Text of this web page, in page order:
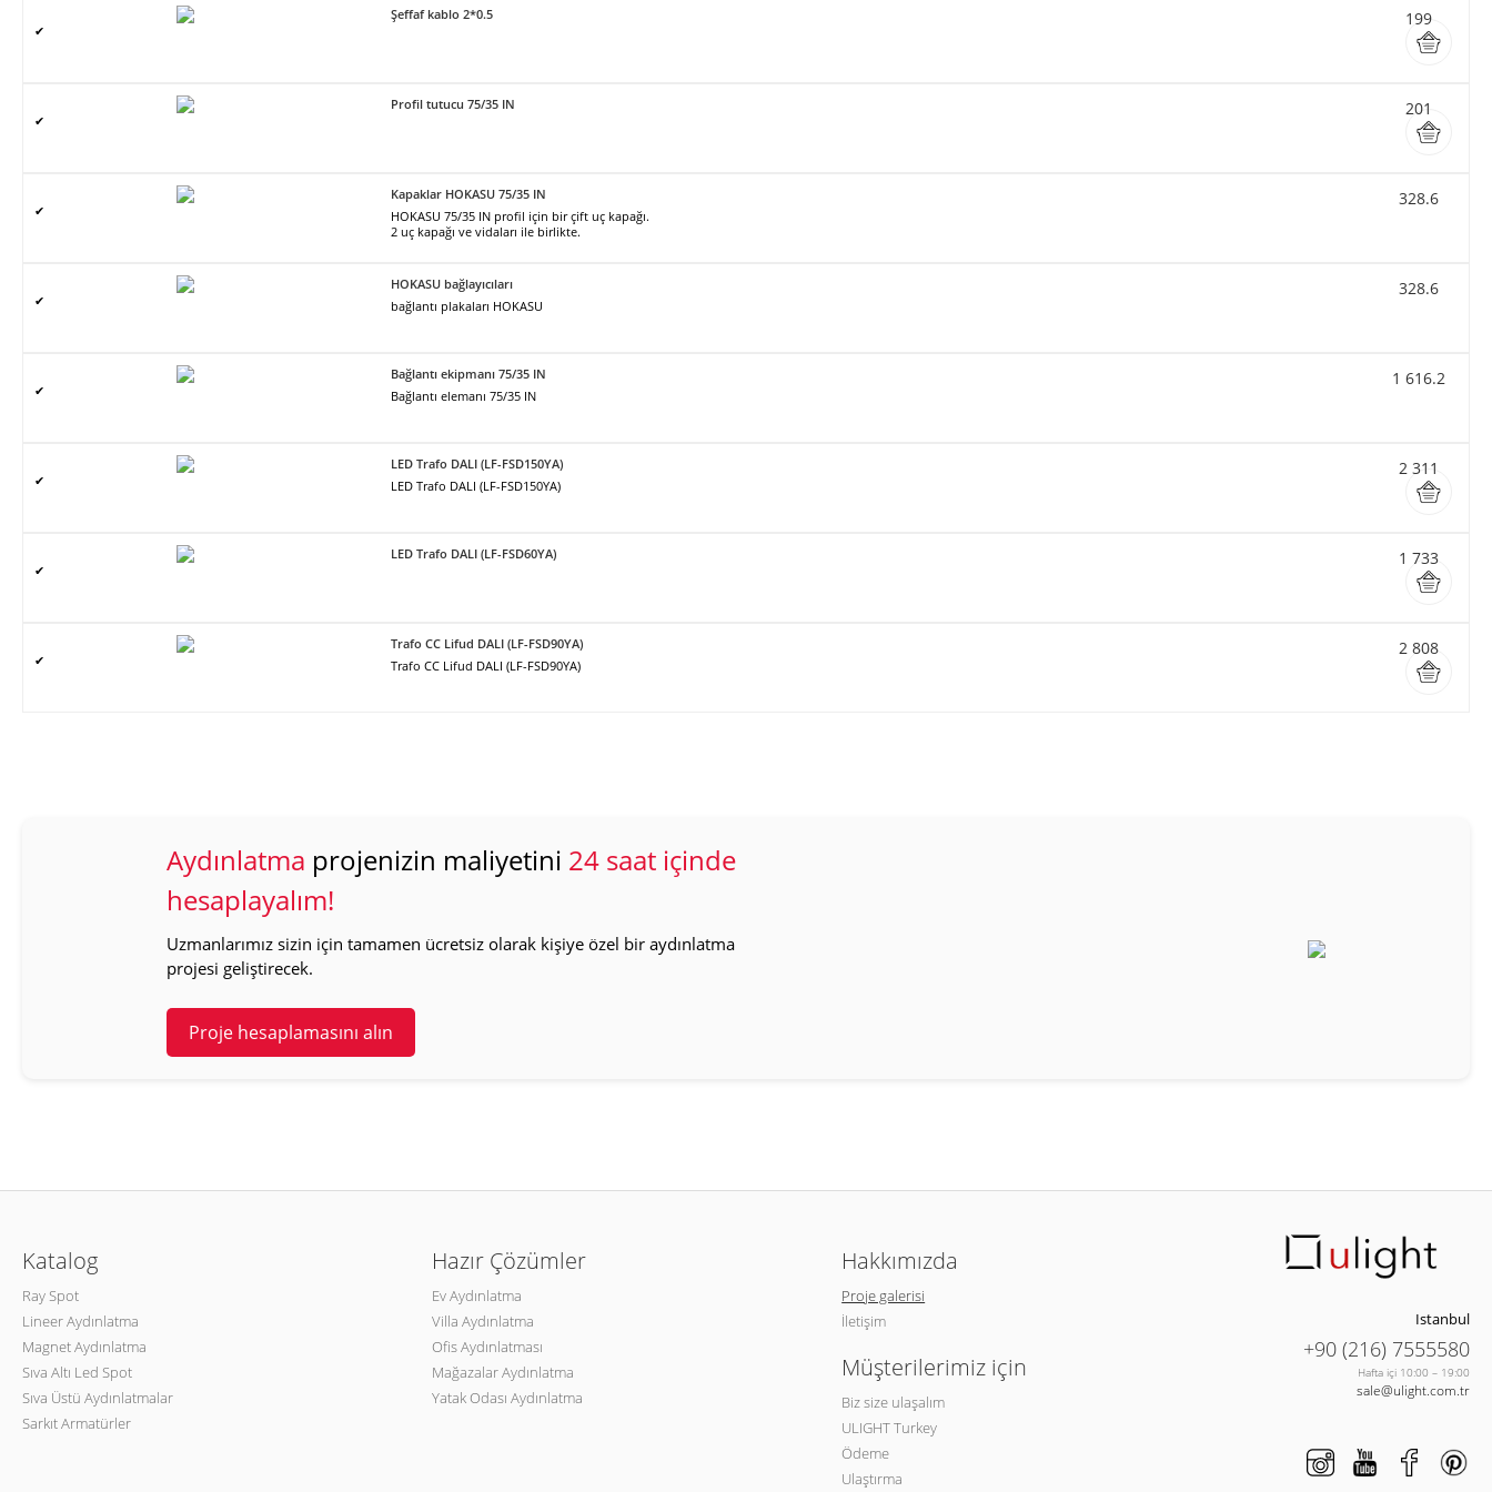
✔
Şeffaf kablo 2*0.5 199
✔
Profil tutucu 75/35 IN 201
✔
Kapaklar HOKASU 75/35 IN
HOKASU 75/35 IN profil için bir çift uç kapağı.
2 uç kapağı ve vidaları ile birlikte.
328.6
✔
HOKASU bağlayıcıları
bağlantı plakaları HOKASU
328.6
✔
Bağlantı ekipmanı 75/35 IN
Bağlantı elemanı 75/35 IN
1 616.2
✔
LED Trafo DALI (LF-FSD150YA)
LED Trafo DALI (LF-FSD150YA)
2 311
✔
LED Trafo DALI (LF-FSD60YA) 1 733
✔
Trafo CC Lifud DALI (LF-FSD90YA)
Trafo CC Lifud DALI (LF-FSD90YA)
2 808
Aydınlatma projenizin maliyetini 24 saat içinde
hesaplayalım!
Uzmanlarımız sizin için tamamen ücretsiz olarak kişiye özel bir aydınlatma
projesi geliştirecek.
Proje hesaplamasını alın
Katalog
Ray Spot
Lineer Aydınlatma
Magnet Aydınlatma
Sıva Altı Led Spot
Sıva Üstü Aydınlatmalar
Sarkıt Armatürler
Hazır Çözümler
Ev Aydınlatma
Villa Aydınlatma
Ofis Aydınlatması
Mağazalar Aydınlatma
Yatak Odası Aydınlatma
Hakkımızda
Proje galerisi
İletişim
Müşterilerimiz için
Biz size ulaşalım
ULIGHT Turkey
Ödeme
Ulaştırma
Istanbul
+90 (216) 7555580
Hafta içi 10:00 – 19:00
sale@ulight.com.tr